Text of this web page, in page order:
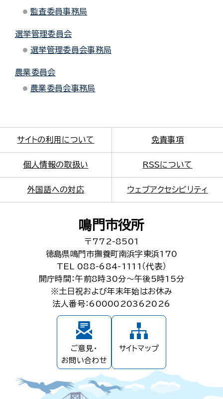
監査委員事務局
選挙管理委員会
選挙管理委員会事務局
農業委員会
農業委員会事務局
サイトの利用について 免責事項
個人情報の取扱い RSSについて
外国語への対応 ウェブアクセシビリティ
鳴門市役所
〒772-8501
徳島県鳴門市撫養町南浜字東浜170
TEL 088-684-1111（代表）
開庁時間：午前8時30分～午後5時15分
※土日祝および年末年始はお休み
法人番号：6000020362026
ご意見・
お問い合わせ
サイトマップ